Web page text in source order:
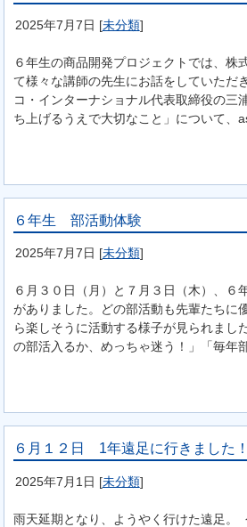
2025年7月7日 [未分類]
６年生の商品開発プロジェクトでは、株
て様々な講師の先生にお話をしていただ
コ・インターナショナル代表取締役の三
ち上げるうえで大切なこと」について、
６年生 部活動体験
2025年7月7日 [未分類]
６月３０日（月）と７月３日（木）、６
がありました。どの部活動も先輩たちに
ら楽しそうに活動する様子が見られまし
の部活入るか、めっちゃ迷う！」「毎年
６月１２日 1年遠足に行きました！
2025年7月1日 [未分類]
雨天延期となり、ようやく行けた遠足。